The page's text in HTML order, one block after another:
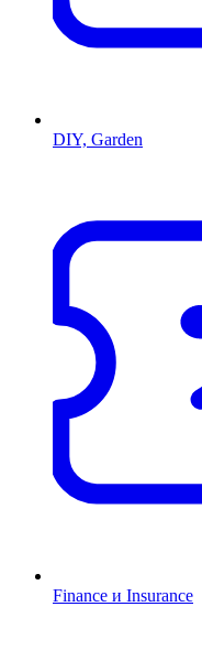
DIY, Garden
Finance и Insurance